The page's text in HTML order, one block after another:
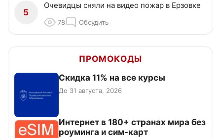
5
Очевидцы сняли на видео пожар в Ерзовке
78 Обсудить
ПРОМОКОДЫ
Скидка 11% на все курсы
До 31 августа, 2026
Интернет в 180+ странах мира без
роуминга и сим-карт